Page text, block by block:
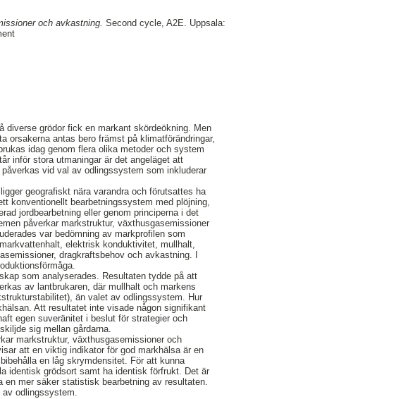
och avkastning. Second cycle, A2E. Uppsala:
diverse grödor fick en markant skördeökning. Men
orsakerna antas bero främst på klimatförändringar,
idag genom flera olika metoder och system
inför stora utmaningar är det angeläget att
vid val av odlingssystem som inkluderar
geografiskt nära varandra och förutsattes ha
konventionellt bearbetningssystem med plöjning,
jordbearbetning eller genom principerna i det
påverkar markstruktur, växthusgasemissioner
var bedömning av markprofilen som
elektrisk konduktivitet, mullhalt,
dragkraftsbehov och avkastning. I
som analyserades. Resultaten tydde på att
av lantbrukaren, där mullhalt och markens
än valet av odlingssystem. Hur
Att resultatet inte visade någon signifikant
egen suveränitet i beslut för strategier och
sig mellan gårdarna.
markstruktur, växthusgasemissioner och
att en viktig indikator för god markhälsa är en
en låg skrymdensitet. För att kunna
identisk grödsort samt ha identisk förfrukt. Det är
mer säker statistisk bearbetning av resultaten.
av odlingssystem.